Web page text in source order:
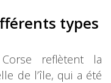
ts types
reflètent la
de l’île, qui a été